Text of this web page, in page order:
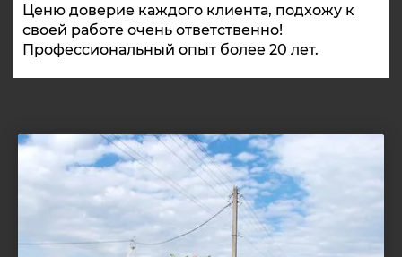
Ценю доверие каждого клиента, подхожу к
своей работе очень ответственно!
Профессиональный опыт более 20 лет.